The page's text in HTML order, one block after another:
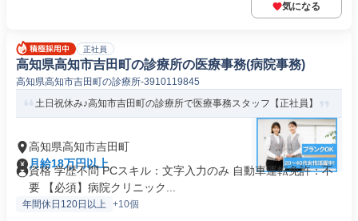
気になる
正社員
高知県高知市吉田町の診療所の医療事務(病院事務)
高知県高知市吉田町の診療所-3910119845
土日祝休み♪高知市吉田町の診療所で医療事務スタッフ【正社員】
高知県高知市吉田町
月給18万円以上
資格 学歴不問 PCスキル：文字入力のみ 自動車運転免許：不
要 【必須】病院クリニック...
年間休日120日以上 +10個